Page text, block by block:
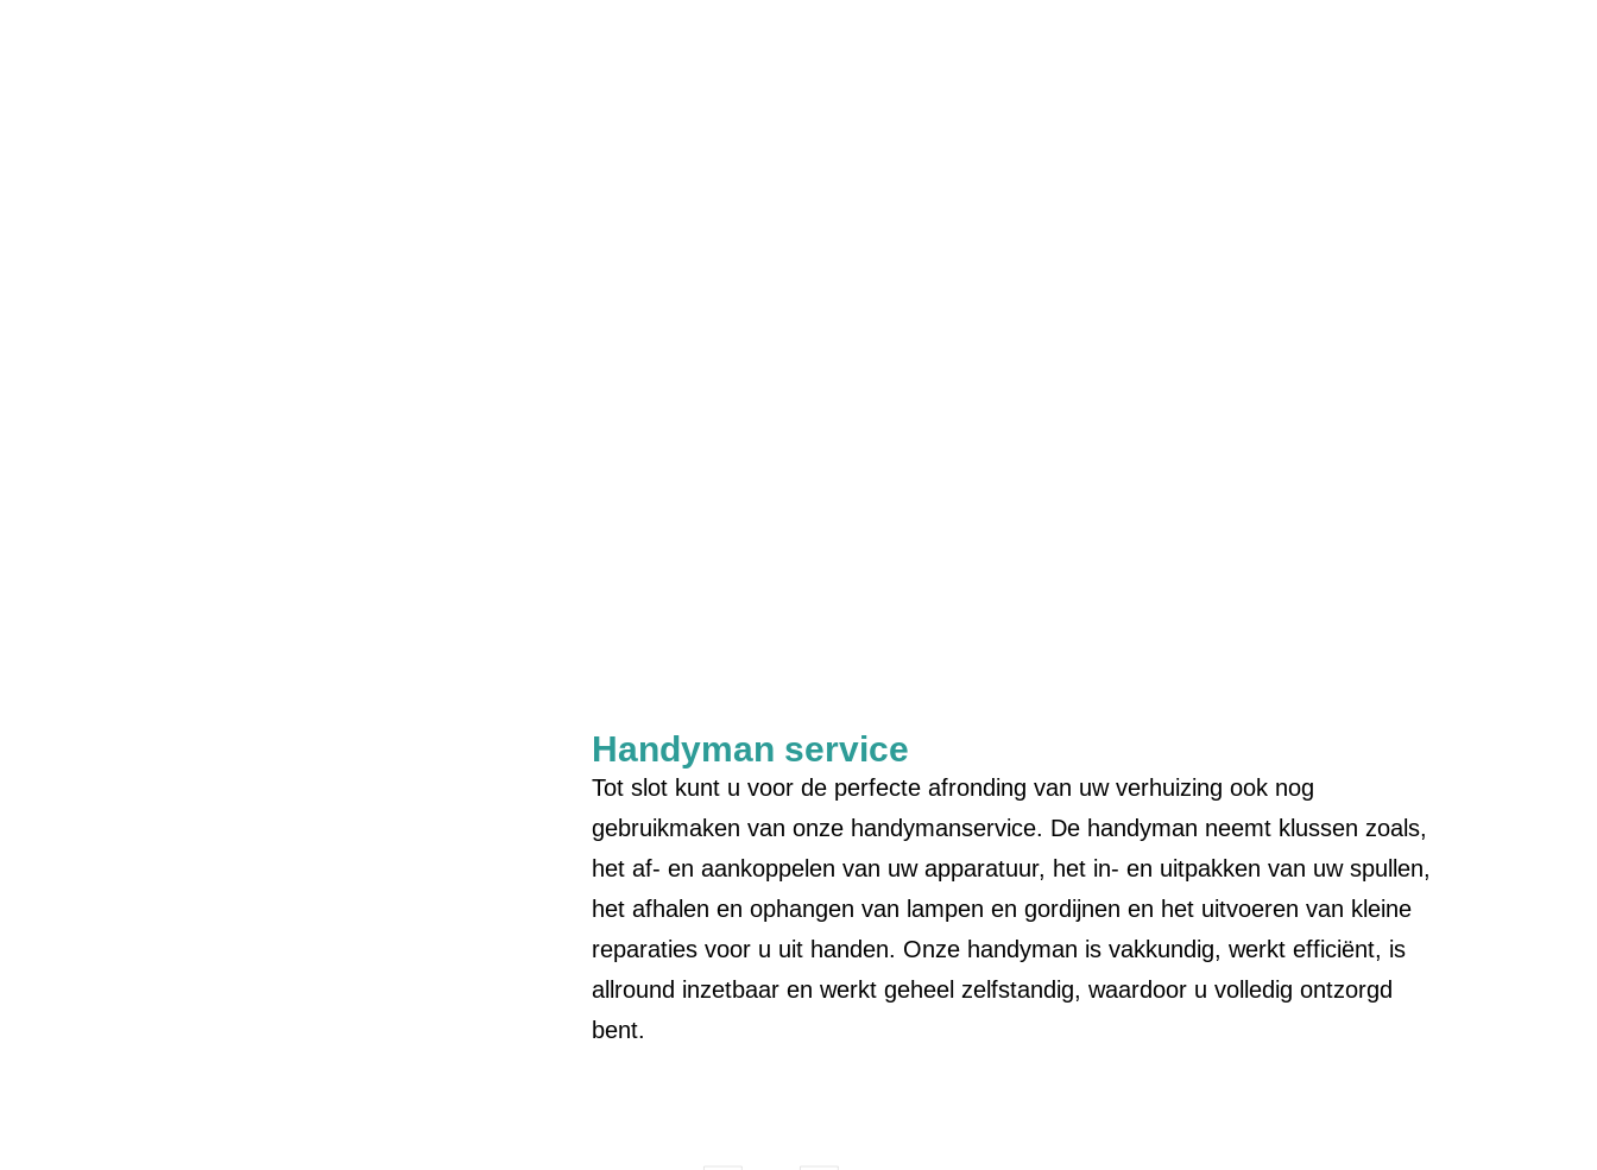
Handyman service
Tot slot kunt u voor de perfecte afronding van uw verhuizing ook nog
gebruikmaken van onze handymanservice. De handyman neemt klussen zoals,
het af- en aankoppelen van uw apparatuur, het in- en uitpakken van uw spullen,
het afhalen en ophangen van lampen en gordijnen en het uitvoeren van kleine
reparaties voor u uit handen. Onze handyman is vakkundig, werkt efficiënt, is
allround inzetbaar en werkt geheel zelfstandig, waardoor u volledig ontzorgd
bent.